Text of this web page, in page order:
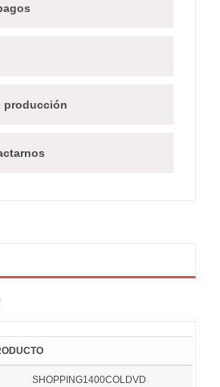
producción
SHOPPING1400COLDVD